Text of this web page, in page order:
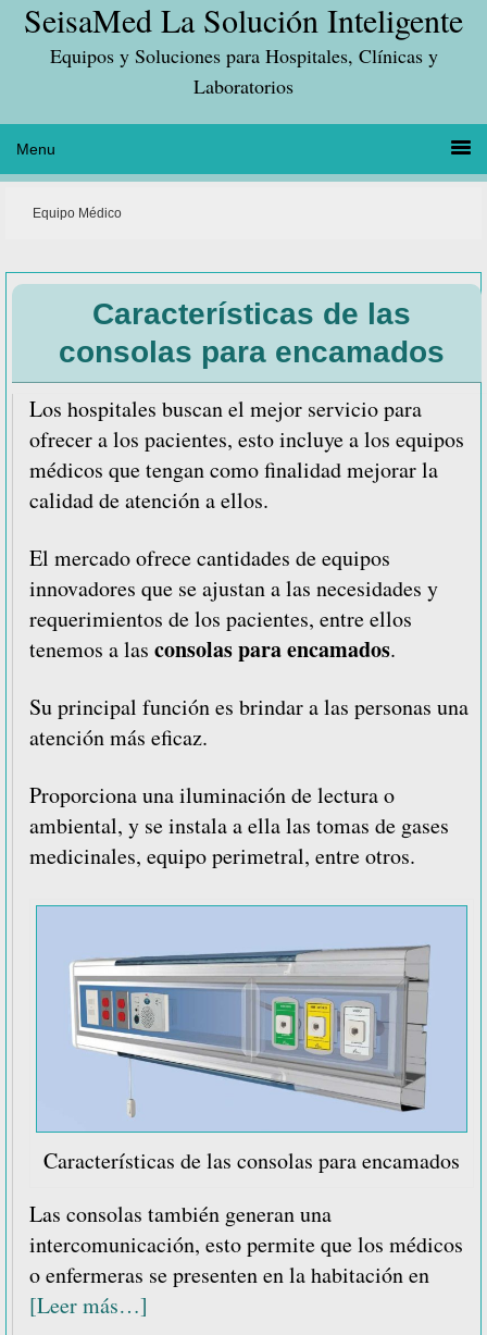
Saltar
principal
Saltar
contenido
Saltar
lateral
principal
SeisaMed La Solución Inteligente
Equipos y Soluciones para Hospitales, Clínicas y
Laboratorios
Equipo Médico
Características de las
consolas para encamados
Los hospitales buscan el mejor servicio para
ofrecer a los pacientes, esto incluye a los equipos
médicos que tengan como finalidad mejorar la
calidad de atención a ellos.
El mercado ofrece cantidades de equipos
innovadores que se ajustan a las necesidades y
requerimientos de los pacientes, entre ellos
tenemos a las consolas para encamados.
Su principal función es brindar a las personas una
atención más eficaz.
Proporciona una iluminación de lectura o
ambiental, y se instala a ella las tomas de gases
medicinales, equipo perimetral, entre otros.
Características de las consolas para encamados
Las consolas también generan una
intercomunicación, esto permite que los médicos
o enfermeras se presenten en la habitación en
[Leer más…]